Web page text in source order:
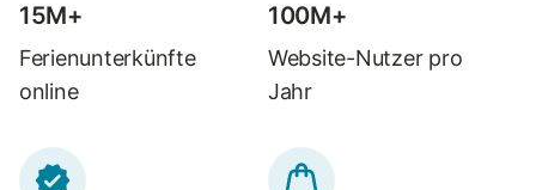
15M+
Ferienunterkünfte
online
100M+
Website-Nutzer pro
Jahr